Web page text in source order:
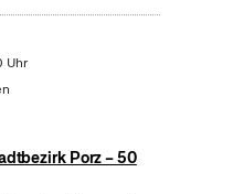
Uhr
Porz – 50